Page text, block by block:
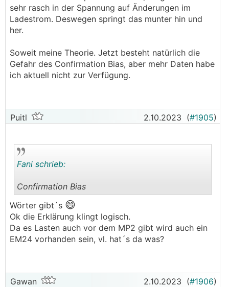
sehr rasch in der Spannung auf Änderungen im
Ladestrom. Deswegen springt das munter hin und
her.
Soweit meine Theorie. Jetzt besteht natürlich die
Gefahr des Confirmation Bias, aber mehr Daten habe
ich aktuell nicht zur Verfügung.
Puitl 2.10.2023 (#1905)
Fani schrieb:
Confirmation Bias
Wörter gibt´s 😄
Ok die Erklärung klingt logisch.
Da es Lasten auch vor dem MP2 gibt wird auch ein
EM24 vorhanden sein, vl. hat´s da was?
Gawan 2.10.2023 (#1906)